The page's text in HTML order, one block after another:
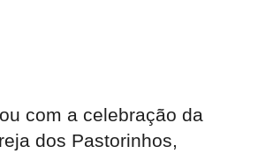
com a celebração da
dos Pastorinhos,